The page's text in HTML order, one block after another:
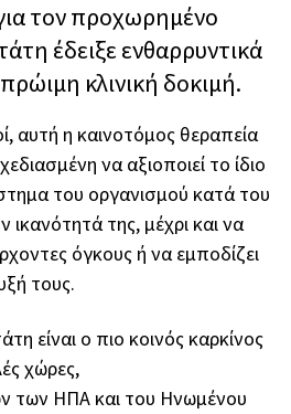
τον προχωρημένο
έδειξε ενθαρρυντικά
κλινική δοκιμή.
αυτή η καινοτόμος θεραπεία
να αξιοποιεί το ίδιο
του οργανισμού κατά του
ικανότητά της, μέχρι και να
όγκους ή να εμποδίζει
τους.
είναι ο πιο κοινός καρκίνος
χώρες,
των ΗΠΑ και του Ηνωμένου